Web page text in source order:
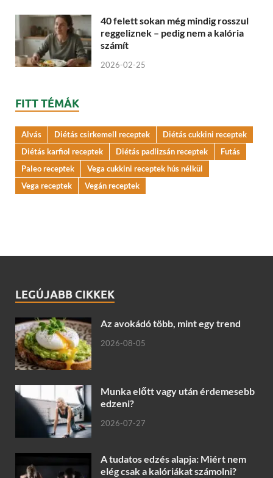
40 felett sokan még mindig rosszul
reggeliznek – pedig nem a kalória
számít
2026-02-25
FITT TÉMÁK
Alvás Diétás csirkemell receptek
Diétás cukkini receptek
Diétás karfiol receptek
Diétás padlizsán receptek
Futás
Paleo receptek
Vega cukkini receptek hús nélkül
Vega receptek
Vegán receptek
LEGÚJABB CIKKEK
Az avokádó több, mint egy trend
2026-08-05
Munka előtt vagy után érdemesebb
edzeni?
2026-07-27
A tudatos edzés alapja: Miért nem
elég csak a kalóriákat számolni?